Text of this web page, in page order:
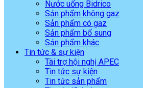
Nước uống Bidrico
Sản phẩm không gaz
Sản phẩm có gaz
Sản phẩm bổ sung
Sản phẩm khác
Tin tức & sự kiện
Tài trợ hội nghị APEC
Tin tức sự kiện
Tin tức sản phẩm